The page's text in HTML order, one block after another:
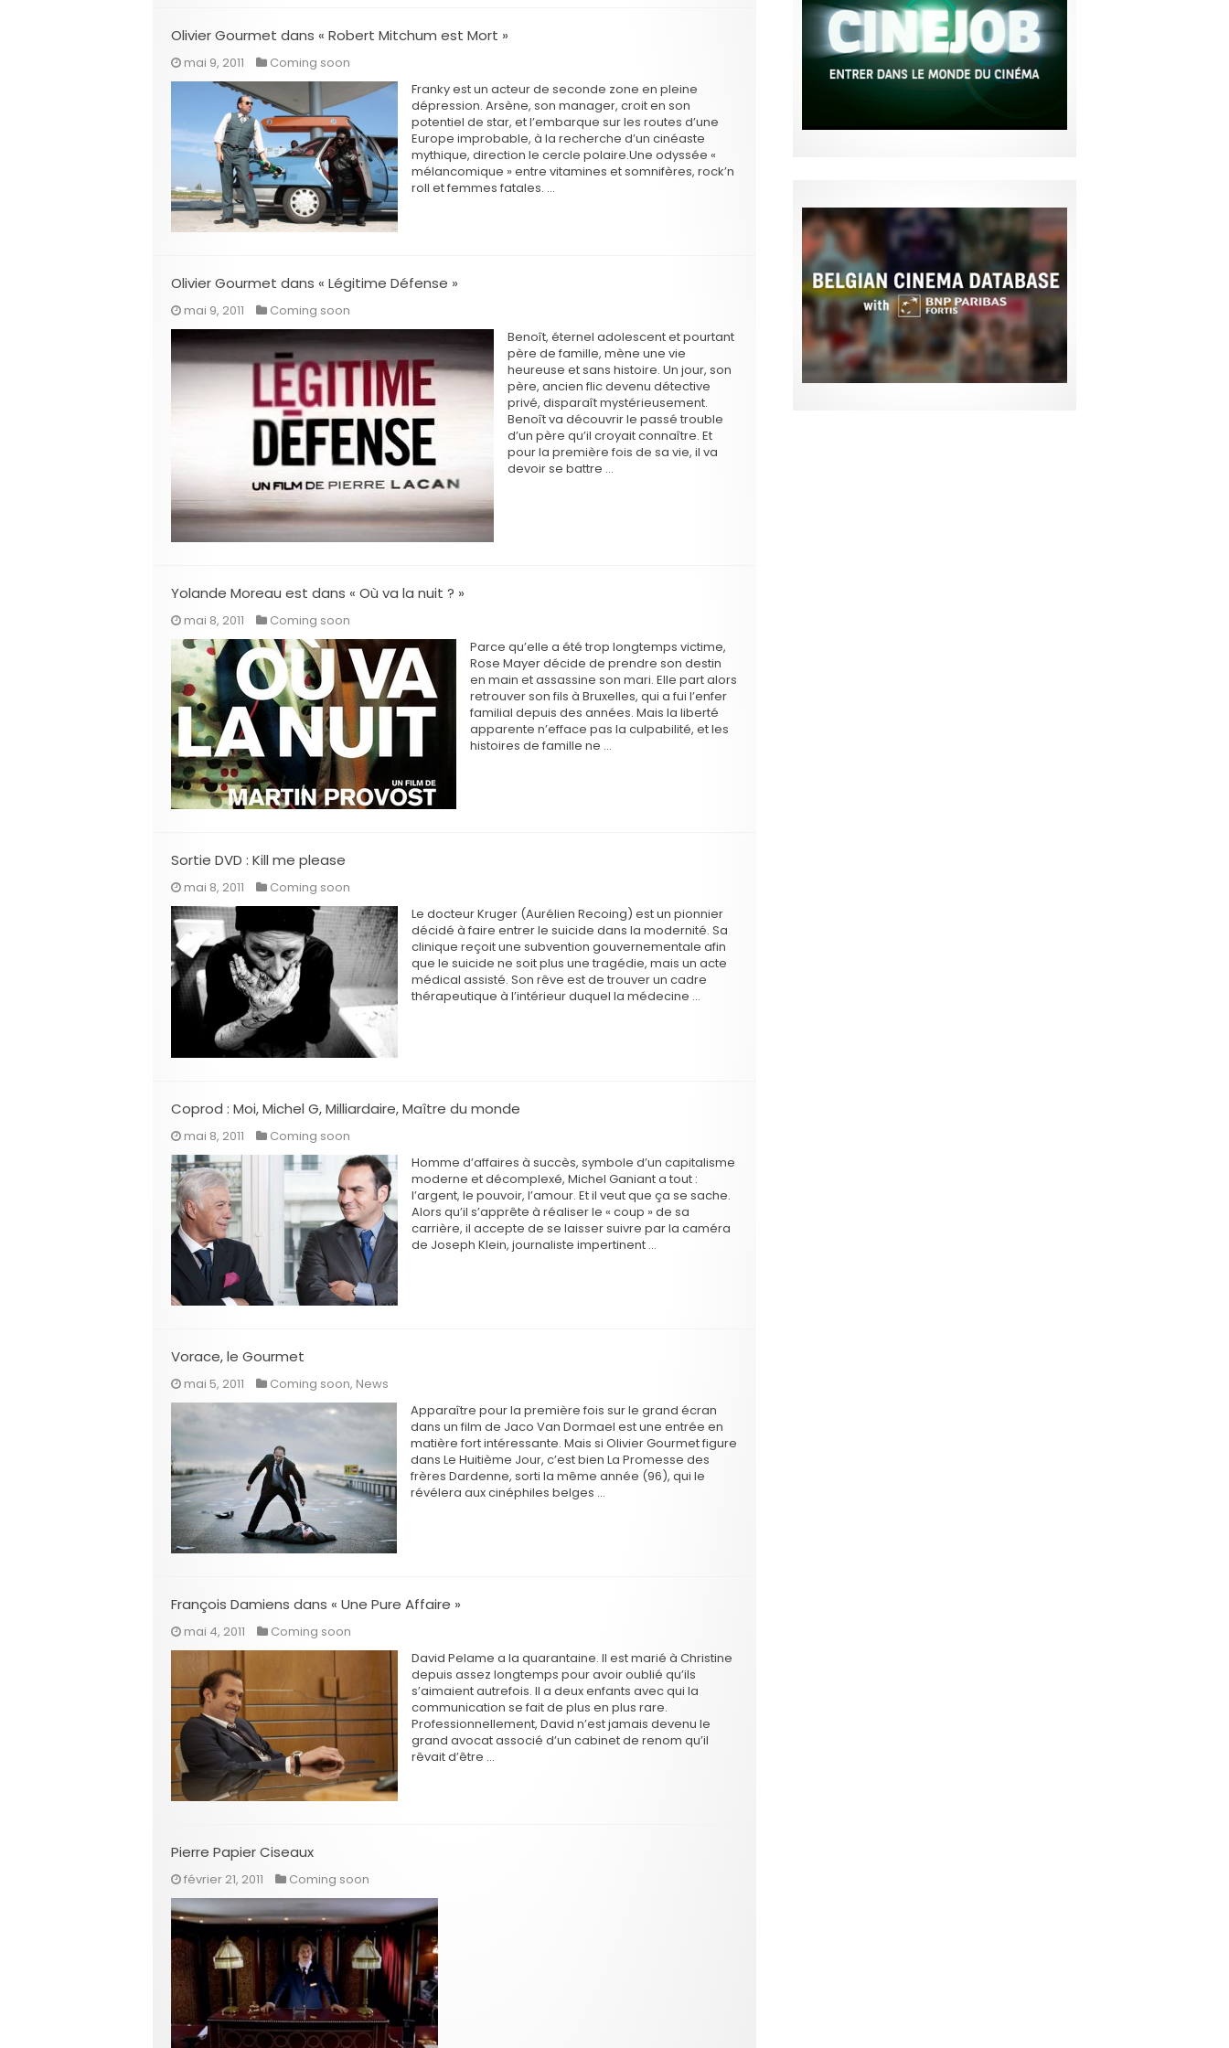
Olivier Gourmet dans « Robert Mitchum est Mort »
mai 9, 2011
Coming soon
Franky est un acteur de seconde zone en pleine
dépression. Arsène, son manager, croit en son
potentiel de star, et l’embarque sur les routes d’une
Europe improbable, à la recherche d’un cinéaste
mythique, direction le cercle polaire.Une odyssée «
mélancomique » entre vitamines et somnifères, rock’n
roll et femmes fatales. …
Olivier Gourmet dans « Légitime Défense »
mai 9, 2011
Coming soon
Benoît, éternel adolescent et pourtant
père de famille, mène une vie
heureuse et sans histoire. Un jour, son
père, ancien flic devenu détective
privé, disparaît mystérieusement.
Benoît va découvrir le passé trouble
d’un père qu’il croyait connaître. Et
pour la première fois de sa vie, il va
devoir se battre …
Yolande Moreau est dans « Où va la nuit ? »
mai 8, 2011
Coming soon
Parce qu’elle a été trop longtemps victime,
Rose Mayer décide de prendre son destin
en main et assassine son mari. Elle part alors
retrouver son fils à Bruxelles, qui a fui l’enfer
familial depuis des années. Mais la liberté
apparente n’efface pas la culpabilité, et les
histoires de famille ne …
Sortie DVD : Kill me please
mai 8, 2011
Coming soon
Le docteur Kruger (Aurélien Recoing) est un pionnier
décidé à faire entrer le suicide dans la modernité. Sa
clinique reçoit une subvention gouvernementale afin
que le suicide ne soit plus une tragédie, mais un acte
médical assisté. Son rêve est de trouver un cadre
thérapeutique à l’intérieur duquel la médecine …
Coprod : Moi, Michel G, Milliardaire, Maître du monde
mai 8, 2011
Coming soon
Homme d’affaires à succès, symbole d’un capitalisme
moderne et décomplexé, Michel Ganiant a tout :
l’argent, le pouvoir, l’amour. Et il veut que ça se sache.
Alors qu’il s’apprête à réaliser le « coup » de sa
carrière, il accepte de se laisser suivre par la caméra
de Joseph Klein, journaliste impertinent …
Vorace, le Gourmet
mai 5, 2011 Coming soon, News
Apparaître pour la première fois sur le grand écran
dans un film de Jaco Van Dormael est une entrée en
matière fort intéressante. Mais si Olivier Gourmet figure
dans Le Huitième Jour, c’est bien La Promesse des
frères Dardenne, sorti la même année (96), qui le
révélera aux cinéphiles belges …
François Damiens dans « Une Pure Affaire »
mai 4, 2011
Coming soon
David Pelame a la quarantaine. Il est marié à Christine
depuis assez longtemps pour avoir oublié qu’ils
s’aimaient autrefois. Il a deux enfants avec qui la
communication se fait de plus en plus rare.
Professionnellement, David n’est jamais devenu le
grand avocat associé d’un cabinet de renom qu’il
rêvait d’être …
Pierre Papier Ciseaux
février 21, 2011 Coming soon